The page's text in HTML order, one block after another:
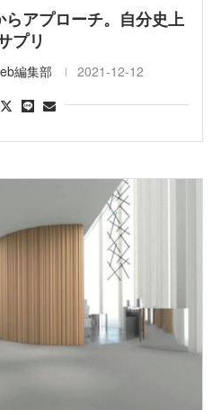
アプローチ。自分史上
プリ
編集部 2021-12-12